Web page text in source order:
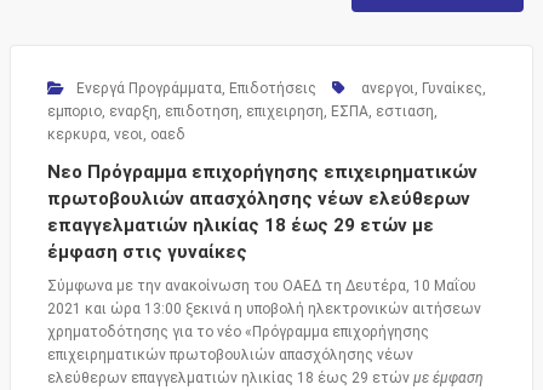
Consulting
Services
Ενεργά Προγράμματα Επιδοτήσεις ανεργοι Γυναίκες
εμποριο εναρξη επιδοτηση επιχειρηση ΕΣΠΑ εστιαση
κερκυρα νεοι οαεδ
Νεο Πρόγραμμα επιχορήγησης επιχειρηματικών
πρωτοβουλιών απασχόλησης νέων ελεύθερων
επαγγελματιών ηλικίας 18 έως 29 ετών με
έμφαση στις γυναίκες
Σύμφωνα με την ανακοίνωση του ΟΑΕΔ τη Δευτέρα, 10 Μαΐου
2021 και ώρα 13:00 ξεκινά η υποβολή ηλεκτρονικών αιτήσεων
χρηματοδότησης για το νέο «Πρόγραμμα επιχορήγησης
επιχειρηματικών πρωτοβουλιών απασχόλησης νέων
ελεύθερων επαγγελματιών ηλικίας 18 έως 29 ετών με έμφαση